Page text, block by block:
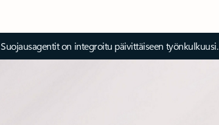
Suojausagentit on integroitu päivittäiseen työnkulkuusi.